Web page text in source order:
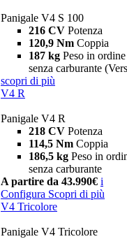
Panigale V4 S 100
216 CV Potenza
120,9 Nm Coppia
187 kg Peso in
senza carburante
scopri di più
V4 R
Panigale V4 R
218 CV Potenza
114,5 Nm Coppia
186,5 kg Peso in
senza carburante
A partire da 43.990€ i
Configura Scopri di più
V4 Tricolore
Panigale V4 Tricolore